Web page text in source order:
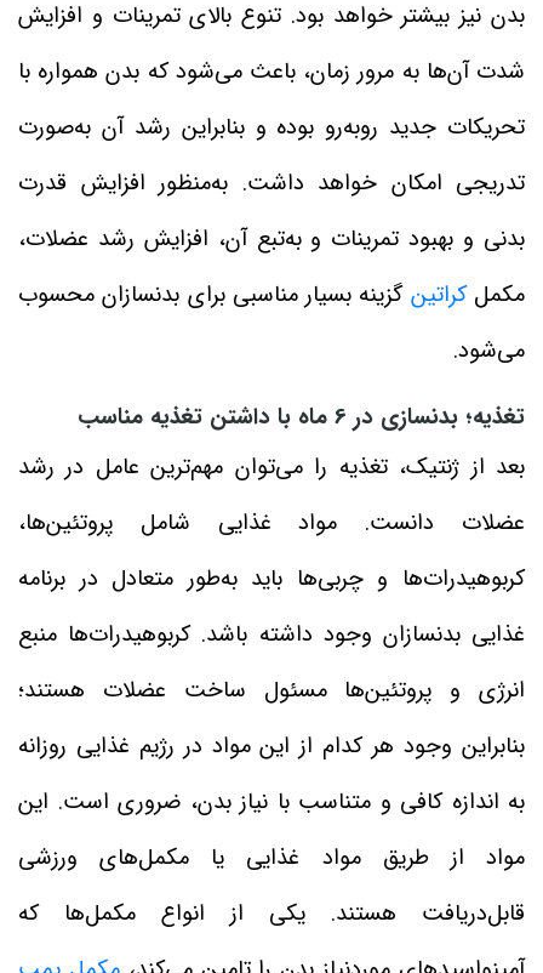
بدن نیز بیشتر خواهد بود. تنوع بالای تمرینات و افزایش
شدت آن‌ها به‌ مرور زمان، باعث می‌شود که بدن همواره با
تحریکات جدید روبه‌رو بوده و بنابراین رشد آن به‌صورت
تدریجی امکان خواهد داشت. به‌منظور افزایش قدرت
بدنی و بهبود تمرینات و به‌تبع آن، افزایش رشد عضلات،
مکملکراتین گزینه بسیار مناسبی برای بدنسازان محسوب
می‌شود.
تغذیه؛ بدنسازی در 6 ماه با داشتن تغذیه مناسب
بعد از ژنتیک، تغذیه را می‌توان مهم‌ترین عامل در رشد
عضلات دانست. مواد غذایی شامل پروتئین‌ها،
کربوهیدرات‌ها و چربی‌ها باید به‌طور متعادل در برنامه
غذایی بدنسازان وجود داشته باشد. کربوهیدرات‌ها منبع
انرژی و پروتئین‌ها مسئول ساخت عضلات هستند؛
بنابراین وجود هر کدام از این مواد در رژیم غذایی روزانه
به اندازه کافی و متناسب با نیاز بدن، ضروری است. این
مواد از طریق مواد غذایی یا مکمل‌های ورزشی
قابل‌دریافت هستند. یکی از انواع مکمل‌ها که